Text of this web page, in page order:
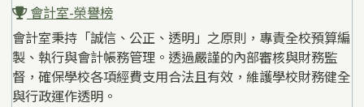
會計室-榮譽榜
會計室秉持「誠信、公正、透明」之原則，專責全校預算編
製、執行與會計帳務管理。透過嚴謹的內部審核與財務監
督，確保學校各項經費支用合法且有效，維護學校財務健全
與行政運作透明。